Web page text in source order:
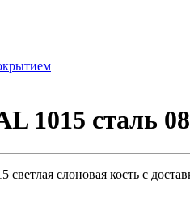
1015 сталь
светлая слоновая кость с